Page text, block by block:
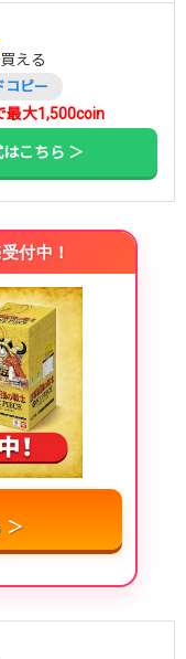
える
コピー
最大1,500coin
こちら ＞
付中！
＞